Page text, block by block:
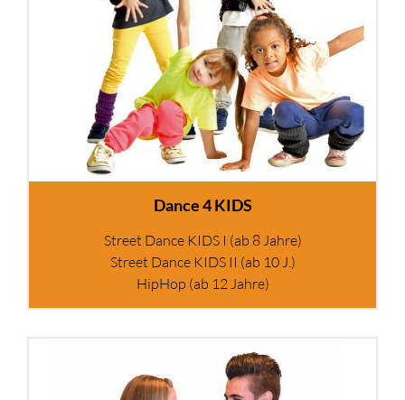
Dance 4 KIDS
Street Dance KIDS I (ab 8 Jahre)
Street Dance KIDS II (ab 10 J.)
HipHop (ab 12 Jahre)